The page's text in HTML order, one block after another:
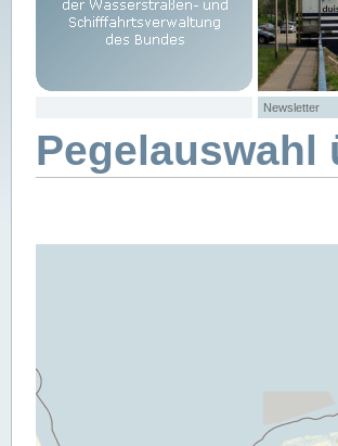
Newsletter
Pegelauswahl